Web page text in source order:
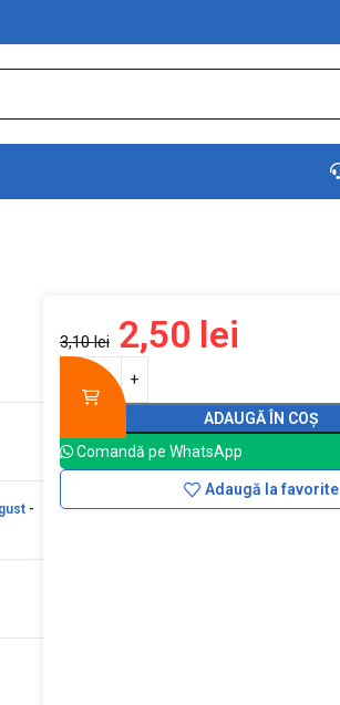
-
3,10lei 2,50 lei
ADAUGĂ ÎN COȘ
Comandă pe WhatsApp
Adaugă la favorite